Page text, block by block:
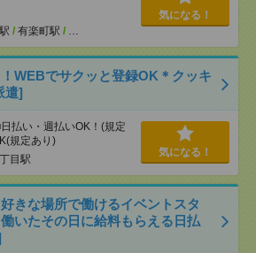
/ 有楽町駅 / …
気になる！
WEBでサクッと登録OK＊クッキ
遣]
払い・週払いOK！(規定
規定あり)
目駅
気になる！
きな場所で働けるイベントスタ
いたその日に給料もらえる日払